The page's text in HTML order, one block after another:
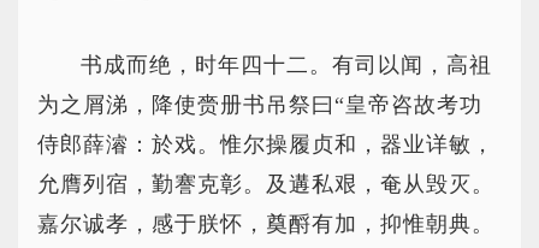
书成而绝，时年四十二。有司以闻，高祖
为之屑涕，降使赍册书吊祭曰“皇帝咨故考功
侍郎薛濬：於戏。惟尔操履贞和，器业详敏，
允膺列宿，勤謇克彰。及遘私艰，奄从毁灭。
嘉尔诚孝，感于朕怀，奠酹有加，抑惟朝典。